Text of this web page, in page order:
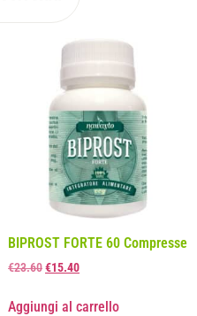
BIPROST FORTE 60 Compresse
€23.60€15.40
Aggiungi al carrello